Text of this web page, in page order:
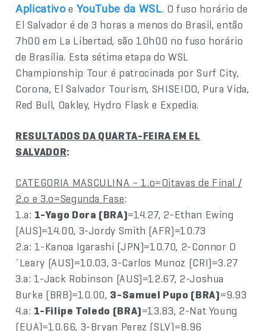
Aplicativoe YouTube da WSL. O fuso horário de
El Salvador é de 3 horas a menos do Brasil, então
7h00 em La Libertad, são 10h00 no fuso horário
de Brasília. Esta sétima etapa do WSL
Championship Tour é patrocinada por Surf City,
Corona, El Salvador Tourism, SHISEIDO, Pura Vida,
Red Bull, Oakley, Hydro Flask e Expedia.
RESULTADOS DA QUARTA-FEIRA EM EL
SALVADOR:
CATEGORIA MASCULINA – 1.o=Oitavas de Final /
2.o e 3.o=Segunda Fase:
1.a: 1-Yago Dora (BRA)=14.27, 2-Ethan Ewing
(AUS)=14.00, 3-Jordy Smith (AFR)=10.73
2.a: 1-Kanoa Igarashi (JPN)=10.70, 2-Connor O
´Leary (AUS)=10.03, 3-Carlos Munoz (CRI)=3.27
3.a: 1-Jack Robinson (AUS)=12.67, 2-Joshua
Burke (BRB)=10.00, 3-Samuel Pupo (BRA)=9.93
4.a: 1-Filipe Toledo (BRA)=13.83, 2-Nat Young
(EUA)=10.66, 3-Bryan Perez (SLV)=8.96